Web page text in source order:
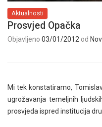
Aktualnosti
Prosvjed Opačka
Objavljeno 03/01/2012 od
Mi tek konstatiramo,
ugrožavanja temeljnih
prosvjeda ispred institucija